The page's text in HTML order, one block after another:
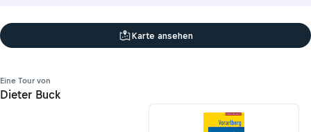
Karte ansehen
Eine Tour von
Dieter Buck